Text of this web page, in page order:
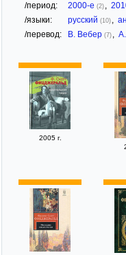
/период: 2000-е (2)
/языки: русский (10)
/перевод: В. Вебер (7)
2005 г.